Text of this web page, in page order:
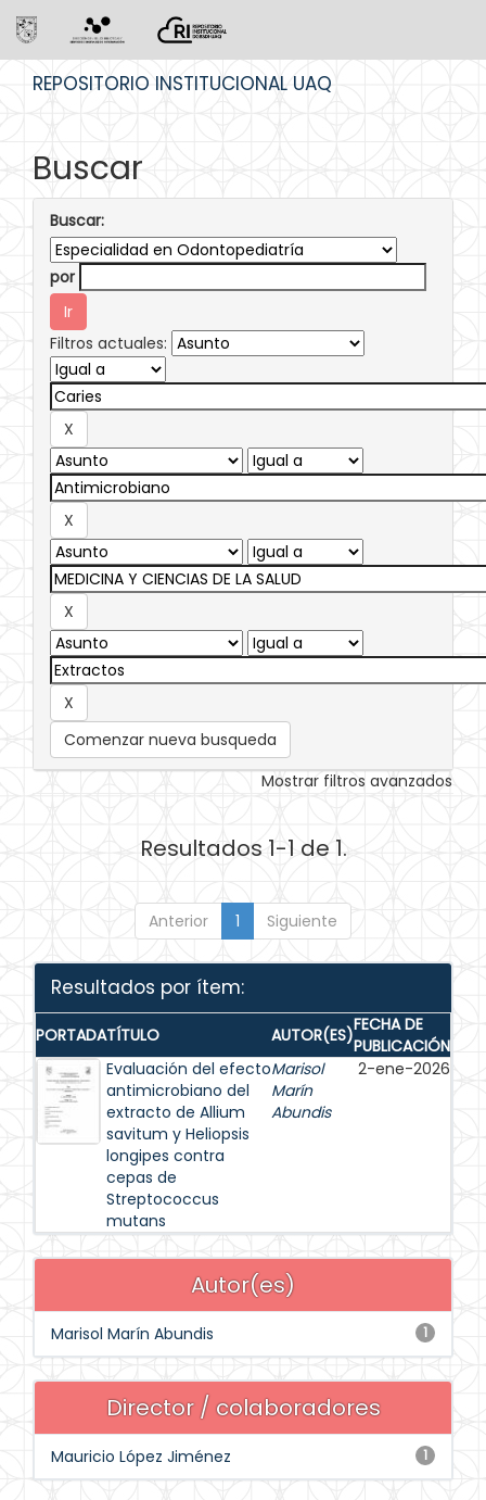
REPOSITORIO INSTITUCIONAL UAQ
Buscar
Buscar:
por
Filtros actuales:
Comenzar nueva busqueda
Mostrar filtros avanzados
Resultados 1-1 de 1.
Anterior 1 Siguiente
Resultados por ítem:
PORTADATÍTULO AUTOR(ES)FECHA DE
PUBLICACIÓN
Evaluación del efecto
antimicrobiano del
extracto de Allium
savitum y Heliopsis
longipes contra
cepas de
Streptococcus
mutans
Marisol
Marín
Abundis
2-ene-2026
Autor(es)
1
Marisol Marín Abundis
Director / colaboradores
1
Mauricio López Jiménez